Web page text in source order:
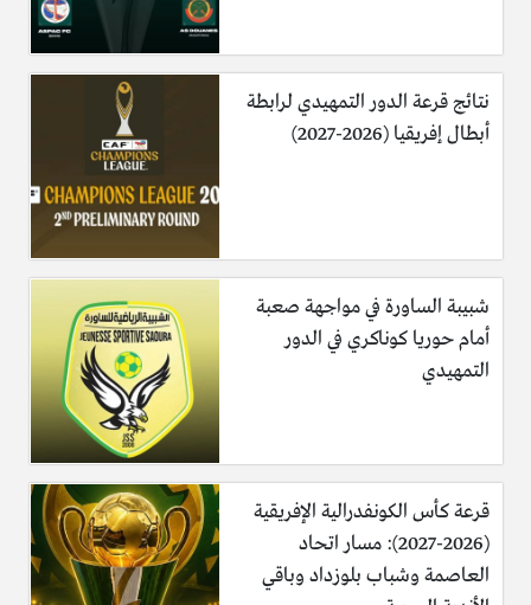
نتائج قرعة الدور التمهيدي لرابطة
أبطال إفريقيا (2026-2027)
شبيبة الساورة في مواجهة صعبة
أمام حوريا كوناكري في الدور
التمهيدي
قرعة كأس الكونفدرالية الإفريقية
(2026-2027): مسار اتحاد
العاصمة وشباب بلوزداد وباقي